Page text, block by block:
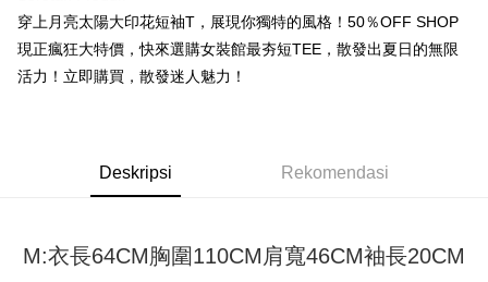
Plus PAY
OP Pay Later
Perkhidmatan ini disediakan oleh Taiwan Mobile dan tersedia untuk
pengguna Taiwan Mobile tanpa memerlukan permohonan tambahan.
akan mengarahkan anda secara automatik ke proses transaksi OP Pay
pengesahan AFTEE akan muncul.
2. Anda boleh meneruskan pembayaran selepas pengesahan SMS.
Pilihan Penghantaran
穿上月亮太陽大印花短袖T，展現你獨特的風格！50％OFF SHOP
現正瘋狂大特價，快來選購女裝館最夯短TEE，散發出夏日的無限
活力！立即購買，散發迷人魅力！
Deskripsi Rekomendasi
M:衣長64CM胸圍110CM肩寬46CM袖長20CM